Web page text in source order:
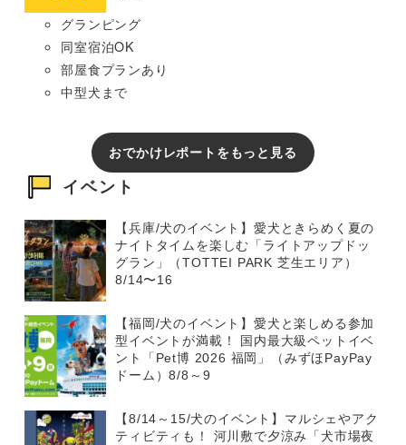
グランピング
同室宿泊OK
部屋食プランあり
中型犬まで
おでかけレポートをもっと見る
イベント
【兵庫/犬のイベント】愛犬ときらめく夏の
ナイトタイムを楽しむ「ライトアップドッ
グラン」（TOTTEI PARK 芝生エリア）
8/14〜16
【福岡/犬のイベント】愛犬と楽しめる参加
型イベントが満載！ 国内最大級ペットイベ
ント「Pet博 2026 福岡」（みずほPayPay
ドーム）8/8～9
【8/14～15/犬のイベント】マルシェやアク
ティビティも！ 河川敷で夕涼み「犬市場夜